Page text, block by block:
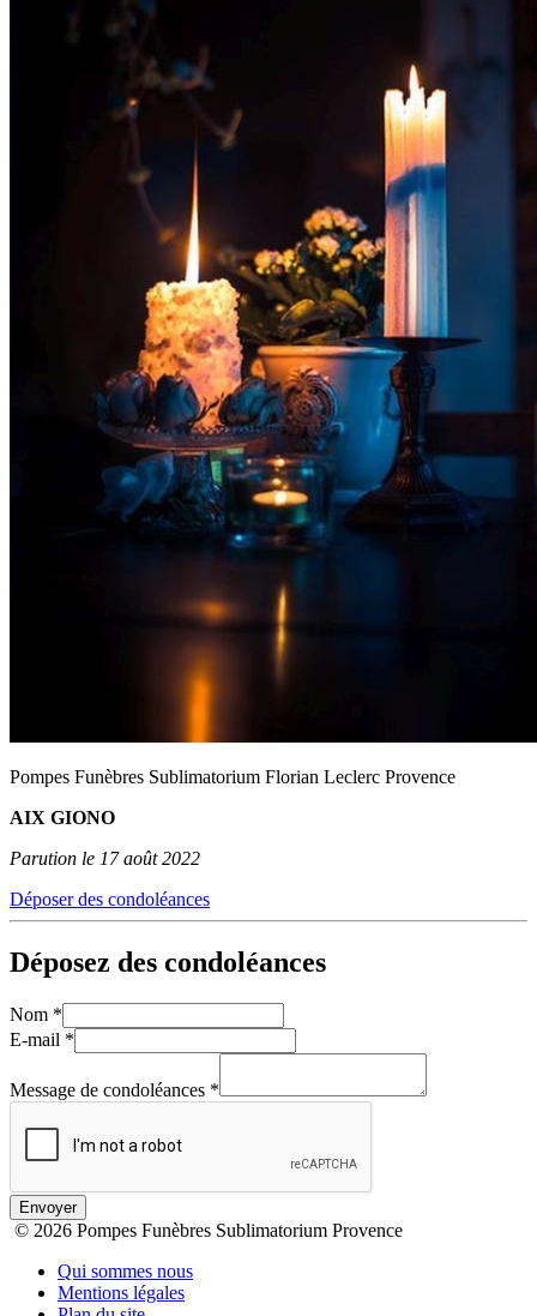
Pompes Funèbres Sublimatorium Florian Leclerc Provence
AIX GIONO
Parution le 17 août 2022
Déposer des condoléances
Déposez des condoléances
Nom *
E-mail *
Message de condoléances *
Envoyer
© 2026 Pompes Funèbres Sublimatorium Provence
Qui sommes nous
Mentions légales